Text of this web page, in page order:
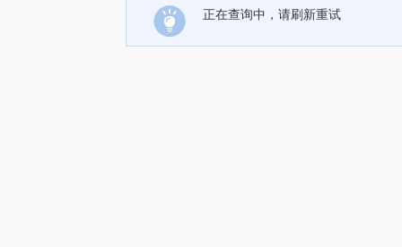
正在查询中，请刷新重试